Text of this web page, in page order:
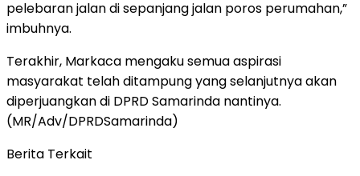
pelebaran jalan di sepanjang jalan poros perumahan,”
imbuhnya.
Terakhir, Markaca mengaku semua aspirasi
masyarakat telah ditampung yang selanjutnya akan
diperjuangkan di DPRD Samarinda nantinya.
(MR/Adv/DPRDSamarinda)
Berita Terkait